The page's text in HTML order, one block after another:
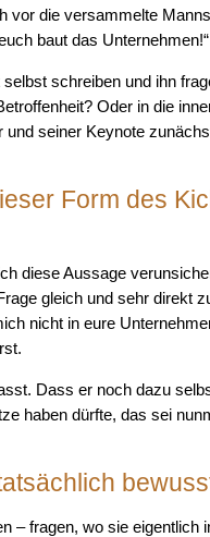
vor die versammelte
baut das
schreiben und ihn
Oder in die
seiner Keynote
Form des
diese Aussage
gleich und sehr direkt
nicht in eure
Dass er noch dazu
haben dürfte, das sei
– fragen, wo sie eigentlich